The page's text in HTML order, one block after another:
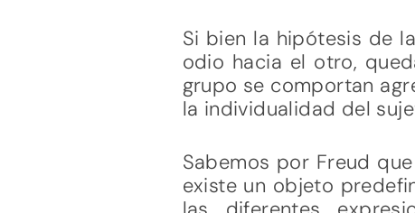
Si bien la hipótesis de
odio hacia el otro,
grupo se comportan
la individualidad del
Sabemos por Freud
existe un objeto